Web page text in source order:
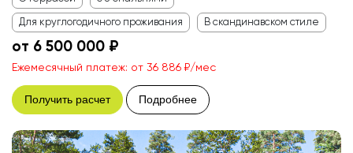
Для круглогодичного проживания В скандинавском стиле
от 6 500 000 ₽
Ежемесячный платеж: от 36 886 ₽/мес
Получить расчет Подробнее